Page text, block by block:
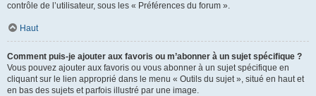
contrôle de l’utilisateur, sous les « Préférences du forum ».
Haut
Comment puis-je ajouter aux favoris ou m’abonner à un sujet spécifique ?
Vous pouvez ajouter aux favoris ou vous abonner à un sujet spécifique en
cliquant sur le lien approprié dans le menu « Outils du sujet », situé en haut et
en bas des sujets et parfois illustré par une image.